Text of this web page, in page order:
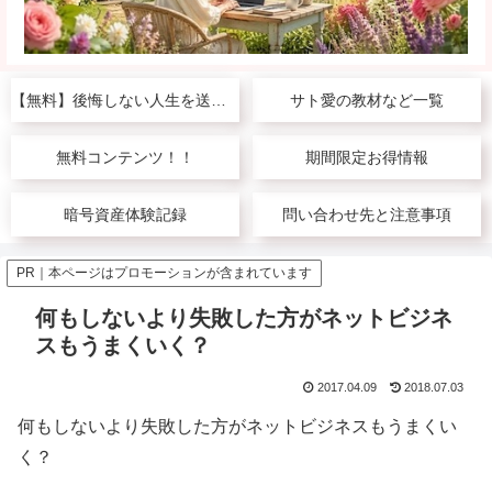
サト愛の教材など一覧
無料コンテンツ！！ 期間限定お得情報
暗号資産体験記録 問い合わせ先と注意事項
PR｜本ページはプロモーションが含まれています
何もしないより失敗した方がネットビジネ
スもうまくいく？
2017.04.09 2018.07.03
何もしないより失敗した方がネットビジネスもうまくい
く？